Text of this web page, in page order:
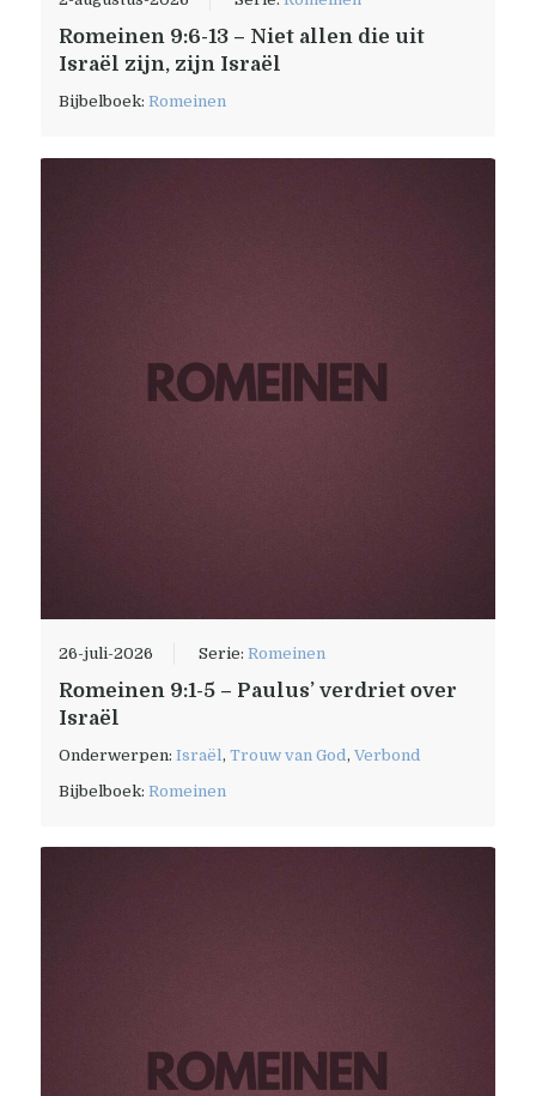
Romeinen 9:6-13 – Niet allen die uit
Israël zijn, zijn Israël
Bijbelboek:Romeinen
26-juli-2026 Serie:Romeinen
Romeinen 9:1-5 – Paulus’ verdriet over
Israël
Onderwerpen:Israël ,Trouw van God ,Verbond
Bijbelboek:Romeinen